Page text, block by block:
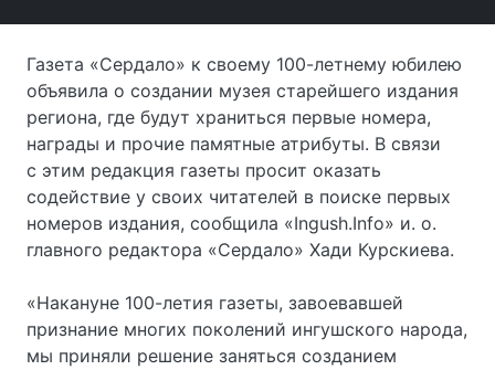
Газета «Сердало» к своему 100-летнему юбилею
объявила о создании музея старейшего издания
региона, где будут храниться первые номера,
награды и прочие памятные атрибуты. В связи
с этим редакция газеты просит оказать
содействие у своих читателей в поиске первых
номеров издания, сообщила «Ingush.Info» и. о.
главного редактора «Сердало» Хади Курскиева.
«Накануне 100-летия газеты, завоевавшей
признание многих поколений ингушского народа,
мы приняли решение заняться созданием